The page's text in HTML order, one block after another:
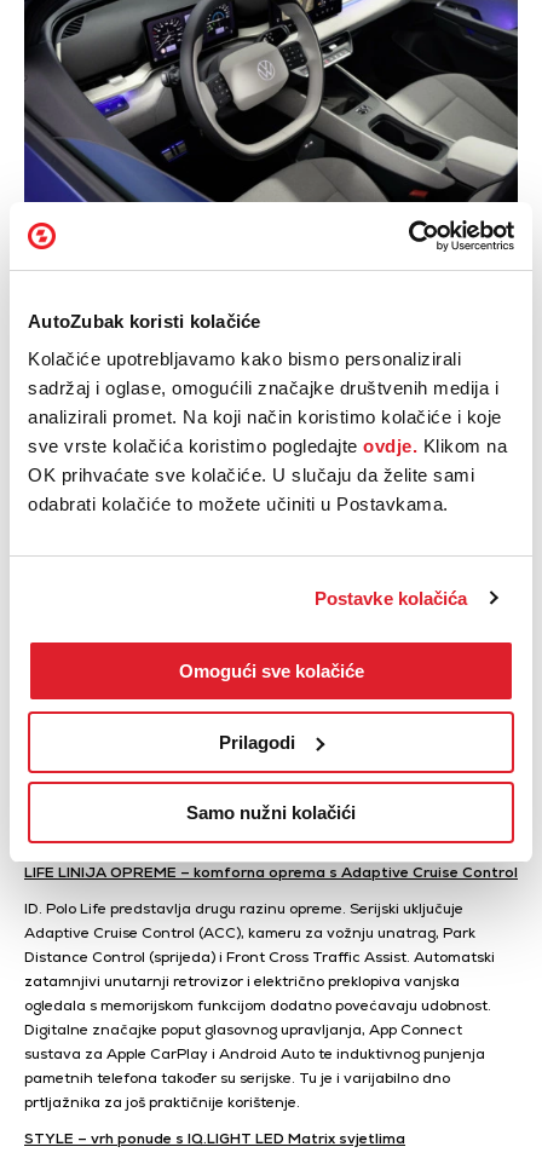
AutoZubak koristi kolačiće
Kolačiće upotrebljavamo kako bismo personalizirali
sadržaj i oglase, omogućili značajke društvenih medija i
analizirali promet. Na koji način koristimo kolačiće i koje
sve vrste kolačića koristimo pogledajte ovdje. Klikom na
OK prihvaćate sve kolačiće. U slučaju da želite sami
odabrati kolačiće to možete učiniti u Postavkama.
Postavke kolačića
Omogući sve kolačiće
Prilagodi
Samo nužni kolačići
Sustavi potpore: Connected
Travel Assist s prepoznavanjem
semafora
Zahvaljujući platformi MEB+ i novom softveru, ID. Polo serijski dolazi s
brojnim modernim sustavima potpore. Opcijski je dostupna nova
generacija Travel Assist sustava koji podupire uzdužno i bočno
vođenje vozila te reagira i na semafore5 (unutar ograničenja
sustava) – prvi put u ovom segmentu. Serijski je dostupan i način
isključivo otpuštanjem papučice gasa.
Linije opreme
TREND LINIJA OPREME – početna verzija s DC brzim punjenjem
ID. Polo Trend serijski je opremljen DC brzim punjenjem snage 90 kW.
U serijskoj opremi nalaze se i sustavi potpore poput Side Assist i Lane
svjetla s kontrolom dugih svjetala, Digital Cockpit s 10-inčnim
zaslonom, 13-inčni Innovision infotainment sustav, multifunkcionalni
upravljač presvučen umjetnom kožom i automatski klima-uređaj.
LIFE LINIJA OPREME – komforna oprema s Adaptive Cruise Control
ID. Polo Life predstavlja drugu razinu opreme. Serijski uključuje
Adaptive Cruise Control (ACC), kameru za vožnju unatrag, Park
Distance Control (sprijeda) i Front Cross Traffic Assist. Automatski
zatamnjivi unutarnji retrovizor i električno preklopiva vanjska
ogledala s memorijskom funkcijom dodatno povećavaju udobnost.
Digitalne značajke poput glasovnog upravljanja, App Connect
sustava za Apple CarPlay i Android Auto te induktivnog punjenja
pametnih telefona također su serijske. Tu je i varijabilno dno
prtljažnika za još praktičnije korištenje.
STYLE – vrh ponude s IQ.LIGHT LED Matrix svjetlima